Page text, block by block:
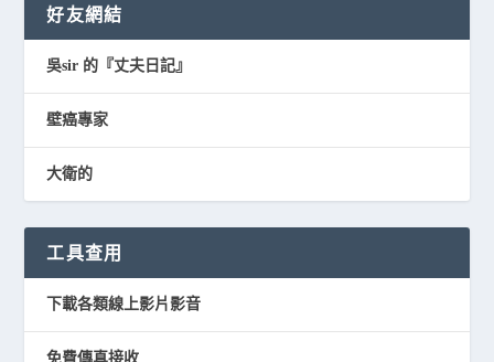
好友網結
吳sir 的『丈夫日記』
壁癌專家
大衛的
工具查用
下載各類線上影片影音
免費傳真接收